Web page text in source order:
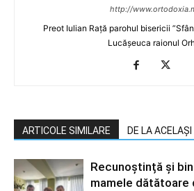
http://
Preot Iulian Rață parohul bisericii
Lucășeuca raionul
ARTICOLE SIMILARE DE LA
Recunoștință și
mamele dătătoare